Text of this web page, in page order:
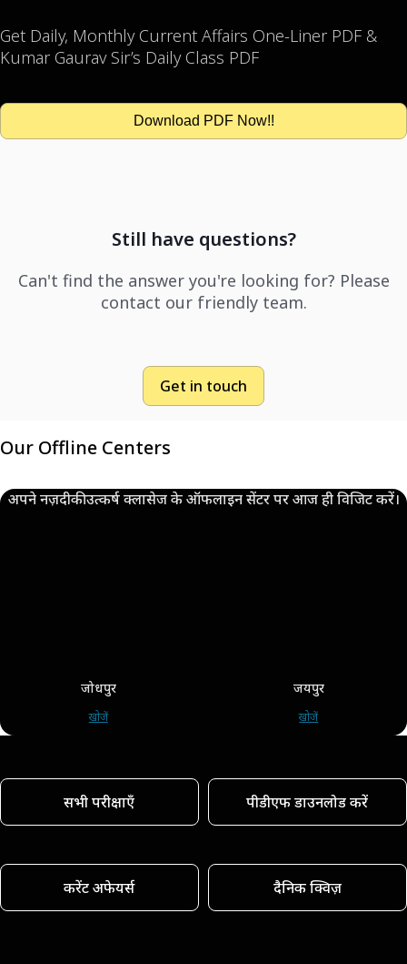
Get Daily, Monthly Current Affairs One-Liner PDF &
Kumar Gaurav Sir’s Daily Class PDF
Download PDF Now!!
Still have questions?
Can't find the answer you're looking for? Please
contact our friendly team.
Get in touch
Our Offline Centers
अपने नज़दीकी उत्कर्ष क्लासेज के ऑफलाइन सेंटर पर आज ही विजिट करें।
जोधपुर
खोजें
जयपुर
खोजें
सभी परीक्षाएँ पीडीएफ डाउनलोड करें
करेंट अफेयर्स दैनिक क्विज़